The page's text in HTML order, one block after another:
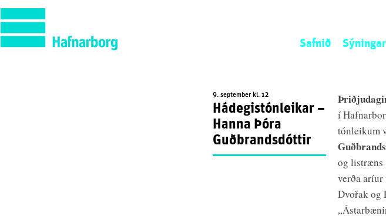
Safnið
Starfsemin
Sýningar
Áður
9. september kl. 12
Hádegistónleikar –
Hanna Þóra
Guðbrandsdóttir
í
tónleikum
og listræns
verða
Dvořak og